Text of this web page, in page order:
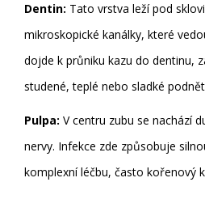
Dentin: Tato vrstva leží pod
mikroskopické kanálky, které
dojde k průniku kazu do dentinu,
studené, teplé nebo sladké
Pulpa: V centru zubu se nachází
nervy. Infekce zde způsobuje
komplexní léčbu, často kořenový